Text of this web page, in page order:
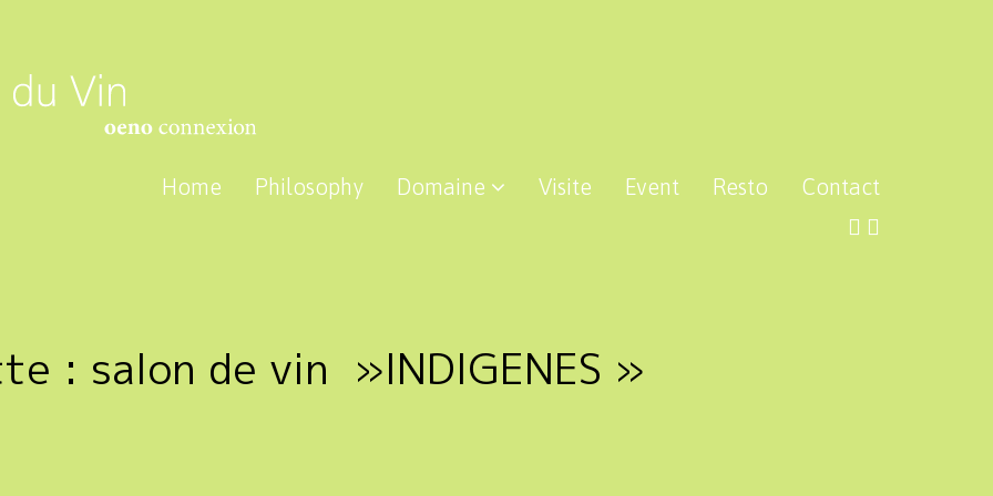
Home Philosophy Domaine Visite Event Resto Contact
: salon de vin »INDIGENES »